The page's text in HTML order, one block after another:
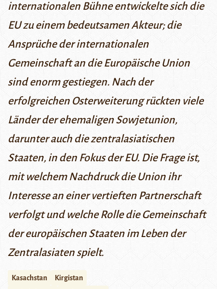
internationalen Bühne entwickelte sich die
EU zu einem bedeutsamen Akteur; die
Ansprüche der internationalen
Gemeinschaft an die Europäische Union
sind enorm gestiegen. Nach der
erfolgreichen Osterweiterung rückten viele
Länder der ehemaligen Sowjetunion,
darunter auch die zentralasiatischen
Staaten, in den Fokus der EU. Die Frage ist,
mit welchem Nachdruck die Union ihr
Interesse an einer vertieften Partnerschaft
verfolgt und welche Rolle die Gemeinschaft
der europäischen Staaten im Leben der
Zentralasiaten spielt.
Kasachstan
Kirgistan